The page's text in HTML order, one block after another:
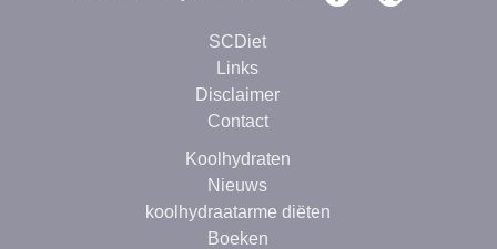
SCDiet
Links
Disclaimer
Contact
Koolhydraten
Nieuws
koolhydraatarme diëten
Boeken